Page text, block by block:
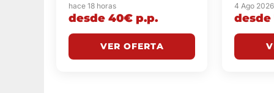
p.p./noche
hace 18 horas
desde 40€ p.p.
VER OFERTA
desde
4 Ago 2026
desde